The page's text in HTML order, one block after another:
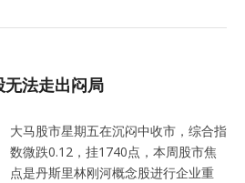
无法走出闷局
大马股市星期五在沉闷中收市，综合指
数微跌0.12，挂1740点，本周股市焦
点是丹斯里林刚河概念股进行企业重